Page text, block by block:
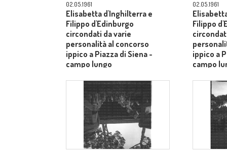
02.05.1961
Elisabetta d'Inghilterra e
Filippo d'Edinburgo
circondati da varie
personalità al concorso
ippico a Piazza di Siena -
campo lungo
02.05.1961
Filippo
ippico a
campo